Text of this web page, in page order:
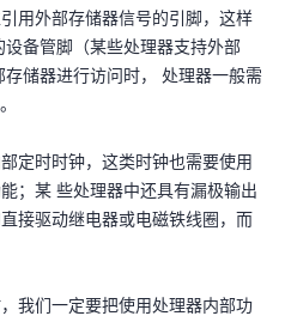
用外部存储器信号的引脚，这样
备管脚（某些处理器支持外部
储器进行访问时， 处理器一般需
定时时钟，这类时钟也需要使用
；某 些处理器中还具有漏极输出
接驱动继电器或电磁铁线圈，而
我们一定要把使用处理器内部功